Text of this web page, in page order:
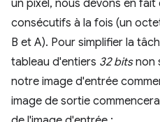
un pixel, nous devons en
consécutifs à la fois (un
B et A). Pour simplifier la
tableau d'entiers 32 bitsnon
notre image d'entrée
image de sortie